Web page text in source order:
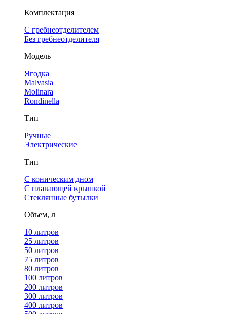
Комплектация
С гребнеотделителем
Без гребнеотделителя
Модель
Ягодка
Malvasia
Molinara
Rondinella
Тип
Ручные
Электрические
Тип
С коническим дном
С плавающей крышкой
Стеклянные бутылки
Объем, л
10 литров
25 литров
50 литров
75 литров
80 литров
100 литров
200 литров
300 литров
400 литров